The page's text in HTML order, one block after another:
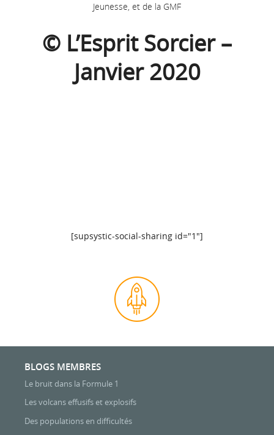
Jeunesse, et de la GMF
© L’Esprit Sorcier –
Janvier 2020
[supsystic-social-sharing id="1"]
BLOGS MEMBRES
Le bruit dans la Formule 1
Les volcans effusifs et explosifs
Des populations en difficultés